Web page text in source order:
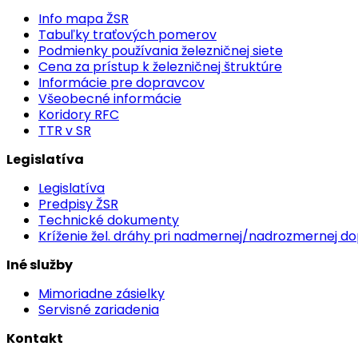
Info mapa ŽSR
Tabuľky traťových pomerov
Podmienky používania železničnej siete
Cena za prístup k železničnej štruktúre
Informácie pre dopravcov
Všeobecné informácie
Koridory RFC
TTR v SR
Legislatíva
Legislatíva
Predpisy ŽSR
Technické dokumenty
Kríženie žel. dráhy pri nadmernej/nadrozmernej
Iné služby
Mimoriadne zásielky
Servisné zariadenia
Kontakt